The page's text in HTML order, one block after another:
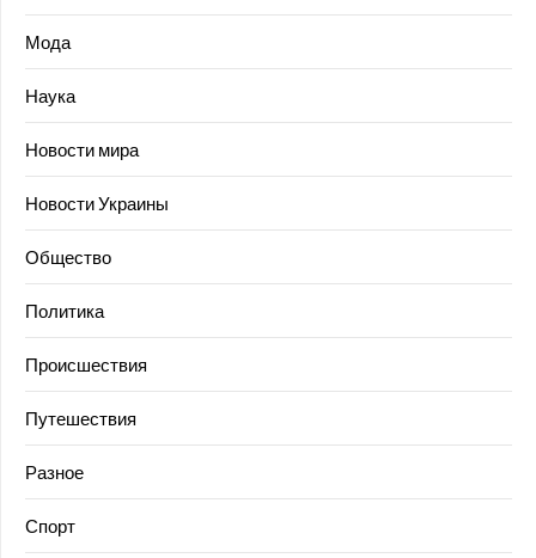
Мода
Наука
Новости мира
Новости Украины
Общество
Политика
Происшествия
Путешествия
Разное
Спорт